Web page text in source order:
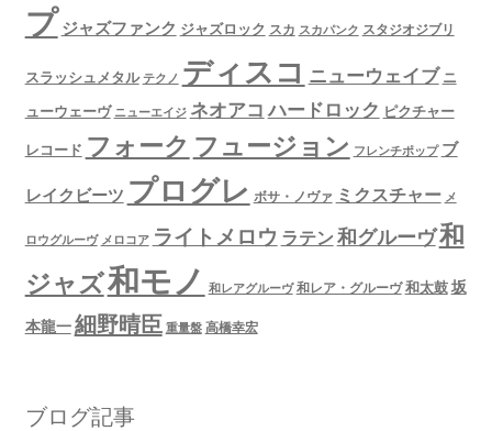
プ ジャズファンク ジャズロック スカ スカパンク スタジオジブリ
スラッシュメタル テクノ ディスコ ニューウェイブ ニ
ューウェーヴ ニューエイジ ネオアコ ハードロック ピクチャー
レコード フォーク フュージョン フレンチポップ ブ
レイクビーツ プログレ ボサ・ノヴァ ミクスチャー メ
ロウグルーヴ メロコア ライトメロウ ラテン 和グルーヴ和
ジャズ和モノ 和レアグルーヴ 和レア・グルーヴ 和太鼓坂
本龍一細野晴臣 重量盤 高橋幸宏
ブログ記事